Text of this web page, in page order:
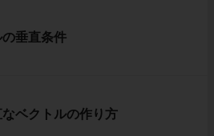
垂直条件
なベクトルの作り方